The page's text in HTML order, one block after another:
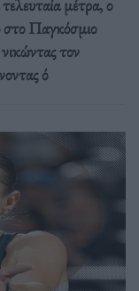
μέτρα, ο
στο Παγκόσμιο
τον
ό